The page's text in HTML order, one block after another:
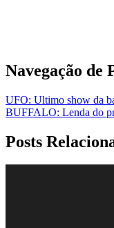
Navegação de
UFO: Ultimo show da
BUFFALO: Lenda do
Posts